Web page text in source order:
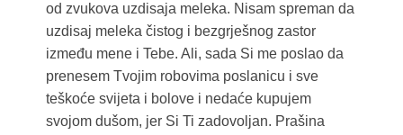
od zvukova uzdisaja meleka. Nisam spreman da
uzdisaj meleka čistog i bezgrješnog zastor
između mene i Tebe. Ali, sada Si me poslao da
prenesem Tvojim robovima poslanicu i sve
teškoće svijeta i bolove i nedaće kupujem
svojom dušom, jer Si Ti zadovoljan. Prašina